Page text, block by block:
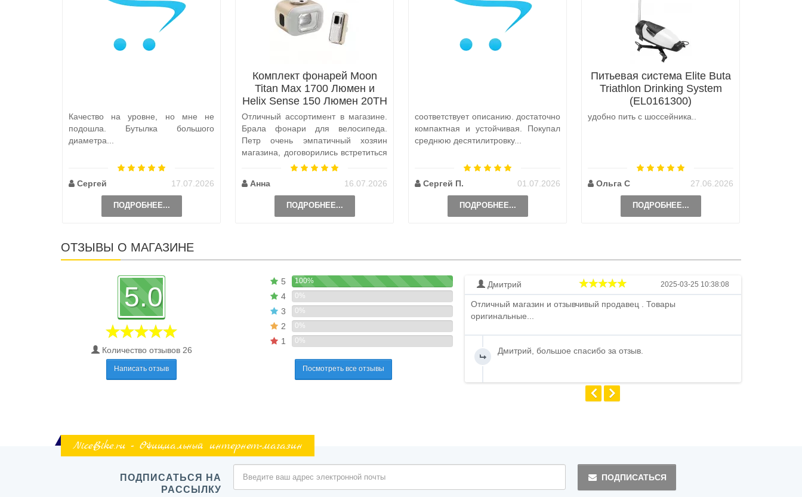
Качество на уровне, но мне не
подошла. Бутылка большого
диаметра...
Сергей 17.07.2026
ПОДРОБНЕЕ...
Комплект фонарей Moon
Titan Max 1700 Люмен и
Helix Sense 150 Люмен 20TH
Anniversary Edition
Отличный ассортимент в магазине.
Брала фонари для велосипеда.
Петр очень эмпатичный хозяин
магазина, договорились встретиться
по пути, чтобы передать ..
Анна
16.07.2026
ПОДРОБНЕЕ...
соответствует описанию. достаточно
компактная и устойчивая. Покупал
среднюю десятилитровку...
Сергей П. 01.07.2026
ПОДРОБНЕЕ...
Питьевая система Elite Buta
Triathlon Drinking System
(EL0161300)
удобно пить с шоссейника..
Ольга С 27.06.2026
ПОДРОБНЕЕ...
ОТЗЫВЫ О МАГАЗИНЕ
5.0
Количество отзывов 26
Написать отзыв
5 100%
4 0%
3 0%
2 0%
1 0%
Посмотреть все отзывы
Дмитрий 2025-03-25 10:38:08
Отличный магазин и отзывчивый продавец . Товары
оригинальные...
Дмитрий, большое спасибо за отзыв.
NiceBike.ru - Официальный интернет-магазин
ПОДПИСАТЬСЯ НА
РАССЫЛКУ
ПОДПИСАТЬСЯ